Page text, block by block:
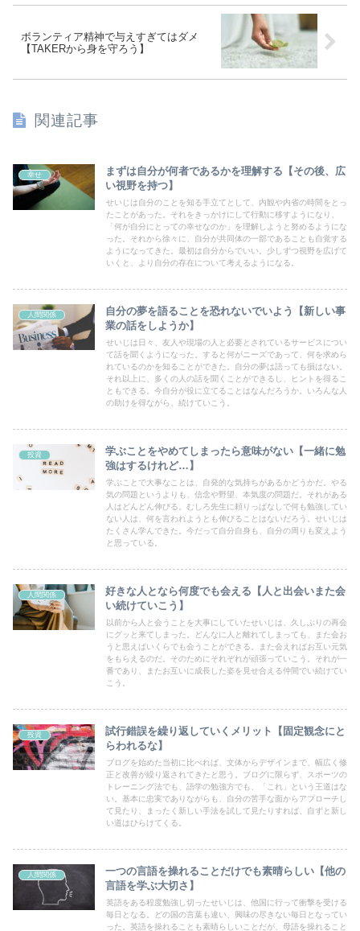
ボランティア精神で与えすぎてはダメ
【TAKERから身を守ろう】
関連記事
幸せ
まずは自分が何者であるかを理解する【その後、広
い視野を持つ】
せいじは自分のことを知る手立てとして、内観や内省の時間をとっ
たことがあった。それをきっかけにして行動に移すようになり、
「何が自分にとっての幸せなのか」を理解しようと努めるようにな
った。それから徐々に、自分が共同体の一部であることも自覚する
ようになってきた。最初は自分からでいい。少しずつ視野を広げて
いくと、より自分の存在について考えるようになる。
人間関係
自分の夢を語ることを恐れないでいよう【新しい事
業の話をしようか】
せいじは日々、友人や現場の人と必要とされているサービスについ
て話を聞くようになった。すると何がニーズであって、何を求めら
れているのかを知ることができた。自分の夢は語っても損はない。
それ以上に、多くの人の話を聞くことができるし、ヒントを得るこ
ともできる。今自分が役に立てることはなんだろうか。いろんな人
の助けを得ながら、続けていこう。
投資
学ぶことをやめてしまったら意味がない【一緒に勉
強はするけれど…】
学ぶことで大事なことは、自発的な気持ちがあるかどうかだ。やる
気の問題というよりも、信念や野望、本気度の問題だ。それがある
人はどんどん伸びる。むしろ先生に頼りっぱなしで何も勉強してい
ない人は、何を言われようとも伸びることはないだろう。せいじは
たくさん学んできた。今だって自分自身も、自分の周りも変えよう
と思っている。
人間関係
好きな人となら何度でも会える【人と出会いまた会
い続けていこう】
以前から人と会うことを大事にしていたせいじは、久しぶりの再会
にグッと来てしまった。どんなに人と離れてしまっても、また会お
うと思えばいくらでも会うことができる。また会えればお互い元気
をもらえるのだ。そのためにそれぞれが頑張っていこう。それが一
番であり、またお互いに成長した姿を見せ合える仲間でい続けてい
こう。
投資
試行錯誤を繰り返していくメリット【固定観念にと
らわれるな】
ブログを始めた当初に比べれば、文体からデザインまで、幅広く修
正と改善が繰り返されてきたと思う。ブログに限らず、スポーツの
トレーニング法でも、語学の勉強方でも、「これ」という王道はな
い。基本に忠実でありながらも、自分の苦手な面からアプローチし
て見たり、まったく新しい手法を試して見たりすれば、自ずと新し
い道はひらけてくる。
人間関係
一つの言語を操れることだけでも素晴らしい【他の
言語を学ぶ大切さ】
英語をある程度勉強し切ったせいじは、他国に行って衝撃を受ける
毎日となる。どの国の言葉も違い、興味の尽きない毎日となってい
った。英語を操れることも素晴らしいことだが、母語を操れること